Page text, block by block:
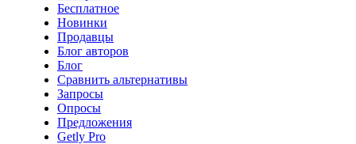
Бесплатное
Новинки
Продавцы
Блог авторов
Блог
Сравнить альтернативы
Запросы
Опросы
Предложения
Getly Pro